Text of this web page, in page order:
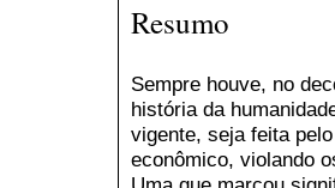
Resumo
Sempre houve, no
história da
vigente, seja feita
econômico, violando